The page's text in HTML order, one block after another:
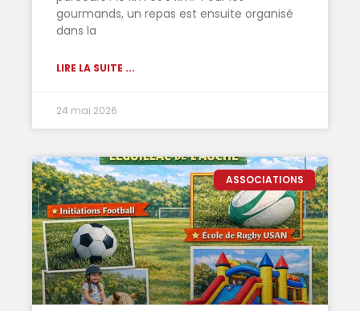
gourmands, un repas est ensuite organisé
dans la
LIRE LA SUITE ...
24 mai 2026
ASSOCIATIONS